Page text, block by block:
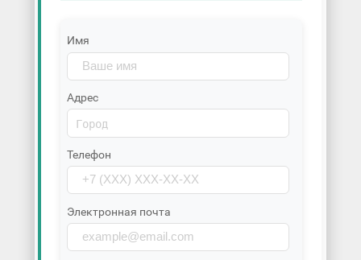
Имя
Адрес
Телефон
Электронная почта